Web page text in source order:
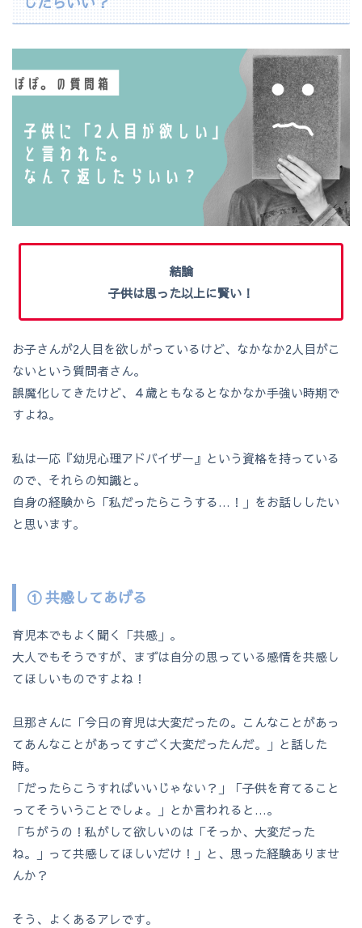
結論
子供は思った以上に賢い！
お子さんが2人目を欲しがっているけど、なかなか2人目がこ
ないという質問者さん。
誤魔化してきたけど、４歳ともなるとなかなか手強い時期で
すよね。
私は一応『幼児心理アドバイザー』という資格を持っている
ので、それらの知識と。
自身の経験から「私だったらこうする…！」をお話ししたい
と思います。
① 共感してあげる
育児本でもよく聞く「共感」。
大人でもそうですが、まずは自分の思っている感情を共感し
てほしいものですよね！
旦那さんに「今日の育児は大変だったの。こんなことがあっ
てあんなことがあってすごく大変だったんだ。」と話した
時。
「だったらこうすればいいじゃない？」「子供を育てること
ってそういうことでしょ。」とか言われると…。
「ちがうの！私がして欲しいのは「そっか、大変だった
ね。」って共感してほしいだけ！」と、思った経験ありませ
んか？
そう、よくあるアレです。